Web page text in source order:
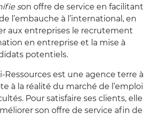
son offre de service en facilitant
l’embauche à l’international, en
aux entreprises le recrutement
en entreprise et la mise à
potentiels.
Ressources est une agence terre à
à la réalité du marché de l’emploi
Pour satisfaire ses clients, elle
son offre de service afin de